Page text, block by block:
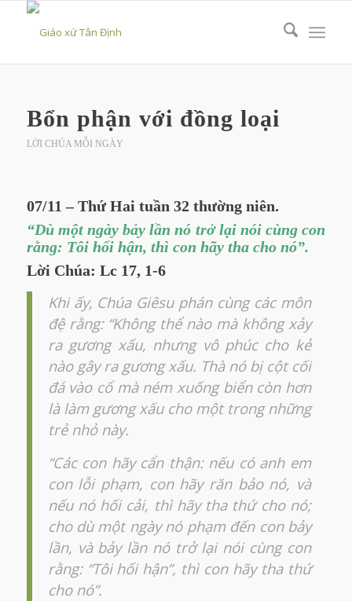
Bổn phận với đồng loại
LỜI CHÚA MỖI NGÀY
07/11 – Thứ Hai tuần 32 thường niên.
“Dù một ngày bảy lần nó trở lại nói cùng con
rằng: Tôi hối hận, thì con hãy tha cho nó”.
Lời Chúa: Lc 17, 1-6
Khi ấy, Chúa Giêsu phán cùng các môn
đệ rằng: “Không thể nào mà không xảy
ra gương xấu, nhưng vô phúc cho kẻ
nào gây ra gương xấu. Thà nó bị cột cối
đá vào cổ mà ném xuống biển còn hơn
là làm gương xấu cho một trong những
trẻ nhỏ này.
“Các con hãy cẩn thận: nếu có anh em
con lỗi phạm, con hãy răn bảo nó, và
nếu nó hối cải, thì hãy tha thứ cho nó;
cho dù một ngày nó phạm đến con bảy
lần, và bảy lần nó trở lại nói cùng con
rằng: “Tôi hối hận”, thì con hãy tha thứ
cho nó”.